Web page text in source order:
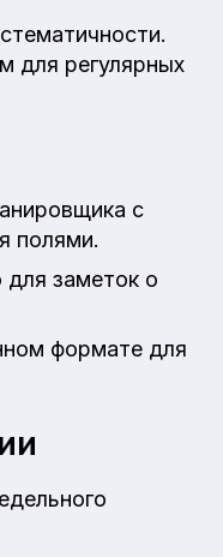
для регулярных
с
полями.
для заметок о
формате для